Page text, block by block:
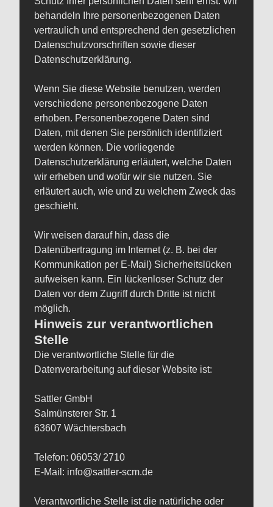
behandeln Ihre personenbezogenen Daten
vertraulich und entsprechend den gesetzlichen
Datenschutzvorschriften sowie dieser
Datenschutzerklärung.
Wenn Sie diese Website benutzen, werden
verschiedene personenbezogene Daten
erhoben. Personenbezogene Daten sind
Daten, mit denen Sie persönlich identifiziert
werden können. Die vorliegende
Datenschutzerklärung erläutert, welche Daten
wir erheben und wofür wir sie nutzen. Sie
erläutert auch, wie und zu welchem Zweck das
geschieht.
Wir weisen darauf hin, dass die
Datenübertragung im Internet (z. B. bei der
Kommunikation per E-Mail) Sicherheitslücken
aufweisen kann. Ein lückenloser Schutz der
Daten vor dem Zugriff durch Dritte ist nicht
möglich.
Hinweis zur verantwortlichen
Stelle
Die verantwortliche Stelle für die
Datenverarbeitung auf dieser Website ist:
Sattler GmbH
Salmünsterer Str. 1
63607 Wächtersbach
Telefon: 06053/ 2710
E-Mail: info@sattler-scm.de
Verantwortliche Stelle ist die natürliche oder